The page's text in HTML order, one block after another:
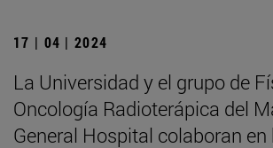
17 | 04 | 2024
La Universidad y el grupo de
Oncología Radioterápica del
General Hospital colaboran